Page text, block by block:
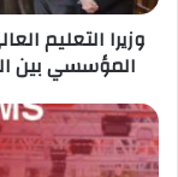
المؤسسي
بين
الوزارتين
آليات
التنسيق
المشترك
وزيرا التعليم
المؤسسي بين
7
و8
إبريل..